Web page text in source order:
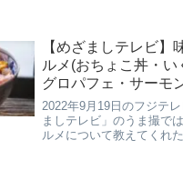
【めざましテレビ】
ルメ(おちょこ丼・い
グロパフェ・サーモ
まとめ｜9月19日
2022年9月19日のフジテ
ましテレビ」のうま撮で
ルメについて教えてくれた